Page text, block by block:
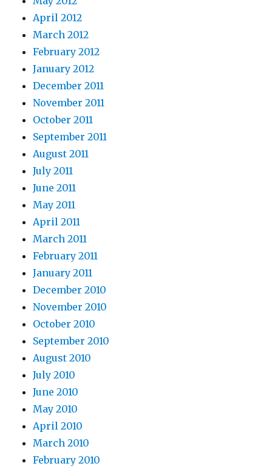
April 2012
March 2012
February 2012
January 2012
December 2011
November 2011
October 2011
September 2011
August 2011
July 2011
June 2011
May 2011
April 2011
March 2011
February 2011
January 2011
December 2010
November 2010
October 2010
September 2010
August 2010
July 2010
June 2010
May 2010
April 2010
March 2010
February 2010